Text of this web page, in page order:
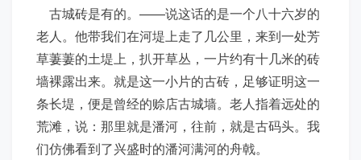
古城砖是有的。——说这话的是一个八十六岁的
老人。他带我们在河堤上走了几公里，来到一处芳
草萋萋的土堤上，扒开草丛，一片约有十几米的砖
墙裸露出来。就是这一小片的古砖，足够证明这一
条长堤，便是曾经的赊店古城墙。老人指着远处的
荒滩，说：那里就是潘河，往前，就是古码头。我
们仿佛看到了兴盛时的潘河满河的舟戟。